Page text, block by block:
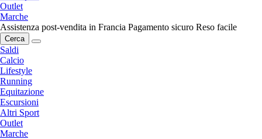
Outlet
Marche
Assistenza post-vendita in Francia Pagamento sicuro Reso facile
Cerca
Saldi
Calcio
Lifestyle
Running
Equitazione
Escursioni
Altri Sport
Outlet
Marche